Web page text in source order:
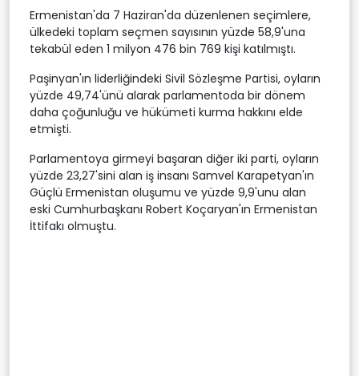
Ermenistan'da 7 Haziran'da düzenlenen seçimlere,
ülkedeki toplam seçmen sayısının yüzde 58,9'una
tekabül eden 1 milyon 476 bin 769 kişi katılmıştı.
Paşinyan'ın liderliğindeki Sivil Sözleşme Partisi, oyların
yüzde 49,74'ünü alarak parlamentoda bir dönem
daha çoğunluğu ve hükümeti kurma hakkını elde
etmişti.
Parlamentoya girmeyi başaran diğer iki parti, oyların
yüzde 23,27'sini alan iş insanı Samvel Karapetyan'ın
Güçlü Ermenistan oluşumu ve yüzde 9,9'unu alan
eski Cumhurbaşkanı Robert Koçaryan'ın Ermenistan
İttifakı olmuştu.